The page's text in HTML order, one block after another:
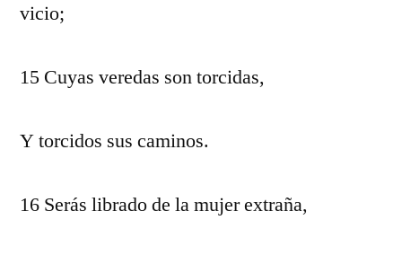
vicio;
15 Cuyas veredas son torcidas,
Y torcidos sus caminos.
16 Serás librado de la mujer extraña,